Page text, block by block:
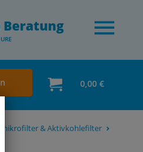
Beratung
0,00 €
& Aktivkohlefilter